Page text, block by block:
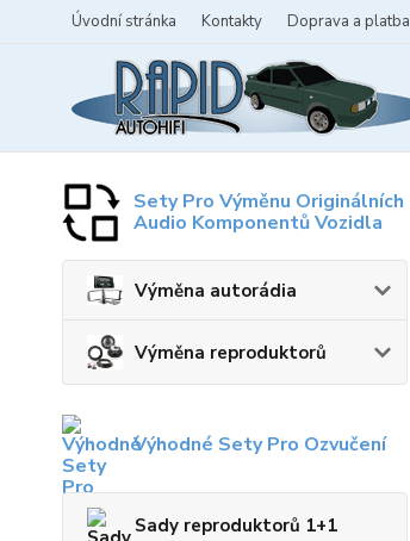
Úvodní stránka Kontakty Doprava a platba
Sety Pro Výměnu Originálních
Audio Komponentů Vozidla
Výměna autorádia
Výměna reproduktorů
Výhodné Sety Pro Ozvučení
Sady reproduktorů 1+1